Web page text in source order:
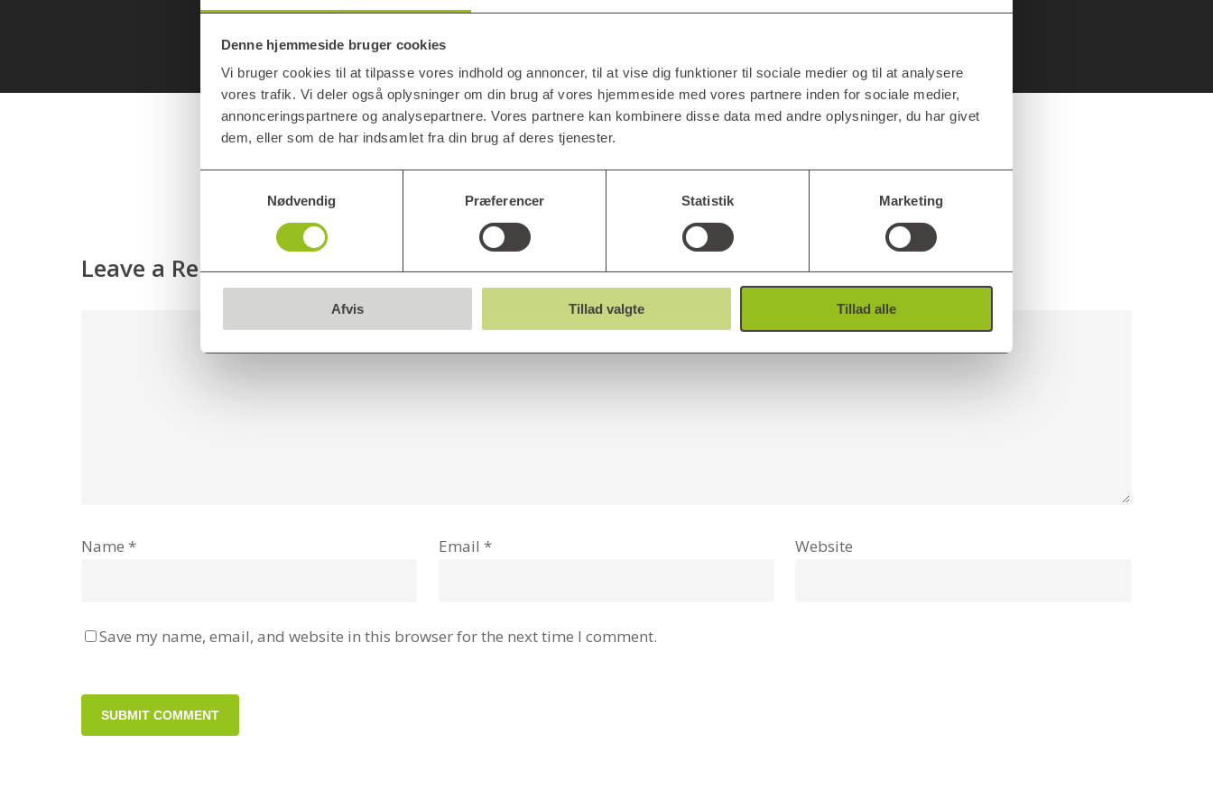
Denne hjemmeside bruger cookies
Vi bruger cookies til at tilpasse vores indhold og annoncer, til at vise dig funktioner til sociale medier og til at analysere
vores trafik. Vi deler også oplysninger om din brug af vores hjemmeside med vores partnere inden for sociale medier,
annonceringspartnere og analysepartnere. Vores partnere kan kombinere disse data med andre oplysninger, du har givet
dem, eller som de har indsamlet fra din brug af deres tjenester.
Nødvendig
Præferencer Statistik Marketing
Afvis Tillad valgte Tillad alle
Leave a Reply
Name * Email * Website
Save my name, email, and website in this browser for the next time I comment.